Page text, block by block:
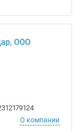
ООО
О компании